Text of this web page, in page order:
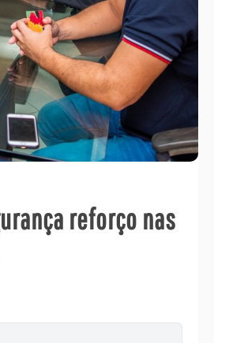
reforço nas